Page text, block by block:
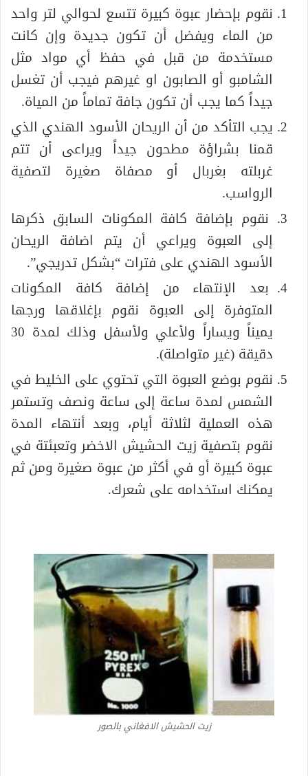
نقوم بإحضار عبوة كبيرة تتسع لحوالي لتر واحد
من الماء ويفضل أن تكون جديدة وإن كانت
مستخدمة من قبل في حفظ أي مواد مثل
الشامبو أو الصابون او غيرهم فيجب أن تغسل
جيداً كما يجب أن تكون جافة تماماً من المياة.
يجب التأكد من أن الريحان الأسود الهندي الذي
قمنا بشراؤة مطحون جيداً ويراعى أن تتم
غربلته بغربال أو مصفاة صغيرة لتصفية
الرواسب.
نقوم بإضافة كافة المكونات السابق ذكرها
إلى العبوة ويراعي أن يتم اضافة الريحان
الأسود الهندي على فترات “بشكل تدريجي”.
بعد الإنتهاء من إضافة كافة المكونات
المتوفرة إلى العبوة نقوم بإغلاقها ورجها
يميناً ويساراً ولأعلي ولأسفل وذلك لمدة 30
دقيقة (غير متواصلة).
نقوم بوضع العبوة التي تحتوي على الخليط في
الشمس لمدة ساعة إلى ساعة ونصف وتستمر
هذه العملية لثلاثة أيام، وبعد أنتهاء المدة
نقوم بتصفية زيت الحشيش الاخضر وتعبئتة في
عبوة كبيرة أو في أكثر من عبوة صغيرة ومن ثم
يمكنك استخدامه على شعرك.
زيت الحشيش الافغاني بالصور